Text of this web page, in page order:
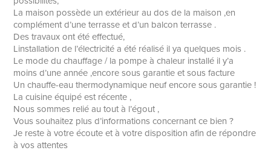
La maison possède un extérieur au dos de la maison ,en
complément d’une terrasse et d’un balcon terrasse .
Des travaux ont été effectué,
Linstallation de l’électricité a été réalisé il ya quelques mois .
Le mode du chauffage / la pompe à chaleur installé il y’a
moins d’une année ,encore sous garantie et sous facture
Un chauffe-eau thermodynamique neuf encore sous garantie !
La cuisine équipé est récente ,
Nous sommes relié au tout à l’égout ,
Vous souhaitez plus d’informations concernant ce bien ?
Je reste à votre écoute et à votre disposition afin de répondre
à vos attentes